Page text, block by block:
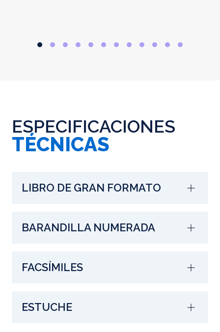
ESPECIFICACIONES
TÉCNICAS
LIBRO DE GRAN FORMATO
BARANDILLA NUMERADA
FACSÍMILES
ESTUCHE